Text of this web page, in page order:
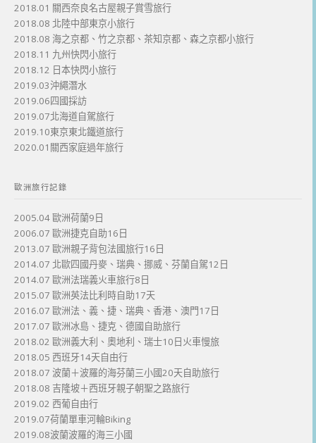
2018.01 關西奈良名古屋親子賞雪旅行
2018.08 北陸中部東京小旅行
2018.08 海之京都、竹之京都、茶知京都、森之京都小旅行
2018.11 九州快閃小旅行
2018.12 日本快閃小旅行
2019.03沖繩潛水
2019.06四國採訪
2019.07北海道自駕旅行
2019.10東京東北鐵道旅行
2020.01關西家庭過年旅行
歐洲旅行記錄
2005.04 歐洲荷蘭9日
2006.07 歐洲捷克自助16日
2013.07 歐洲親子背包法國旅行16日
2014.07 北歐四國丹麥、瑞典、挪威、芬蘭自駕12日
2014.07 歐洲法瑞義火車旅行8日
2015.07 歐洲英法比利時自助17天
2016.07 歐洲法、義、捷、瑞典、香港、澳門17日
2017.07 歐洲冰島、捷克、德國自助旅行
2018.02 歐洲義大利、奧地利、瑞士10日火車慢旅
2018.05 西班牙14天自由行
2018.07 波蘭＋波羅的海芬蘭三小國20天自助旅行
2018.08 吉隆坡＋西班牙親子朝聖之路旅行
2019.02 西葡自由行
2019.07荷蘭單車河輪Biking
2019.08波蘭波羅的海三小國